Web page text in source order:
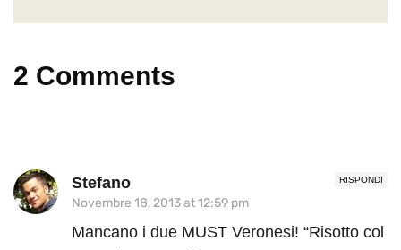
2 Comments
RISPONDI
Stefano
Novembre 18, 2013 at 12:59 pm
Mancano i due MUST Veronesi! “Risotto col